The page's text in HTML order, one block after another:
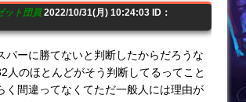
ット団員2022/10/31(月) 10:24:03 ID：
パーに勝てないと判断したからだろうな
人のほとんどがそう判断してるってこと
く間違ってなくてただ一般人には理由が